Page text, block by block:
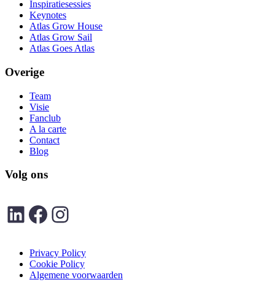
Inspiratiesessies
Keynotes
Atlas Grow House
Atlas Grow Sail
Atlas Goes Atlas
Overige
Team
Visie
Fanclub
A la carte
Contact
Blog
Volg ons
LinkedIn
Facebook
Instagram
Privacy Policy
Cookie Policy
Algemene voorwaarden